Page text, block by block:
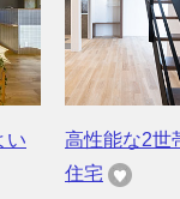
い
高性能な2世
住宅